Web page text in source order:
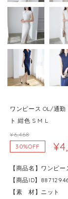
ワンピース OL/通勤
ト 紺色 S M L
¥6,468
30%OFF
【商品名】ワンピー
【商品ID】
【素 材】ニット